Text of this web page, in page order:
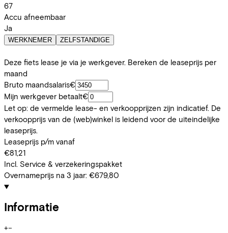
67
Accu afneembaar
Ja
WERKNEMER ZELFSTANDIGE
Deze fiets lease je via je werkgever. Bereken de leaseprijs per
maand
Bruto maandsalaris€
Mijn werkgever betaalt€
Let op: de vermelde lease- en verkoopprijzen zijn indicatief. De
verkoopprijs van de (web)winkel is leidend voor de uiteindelijke
leaseprijs.
Leaseprijs p/m vanaf
€81,21
Incl. Service & verzekeringspakket
Overnameprijs na 3 jaar: €679,80
Informatie
+−